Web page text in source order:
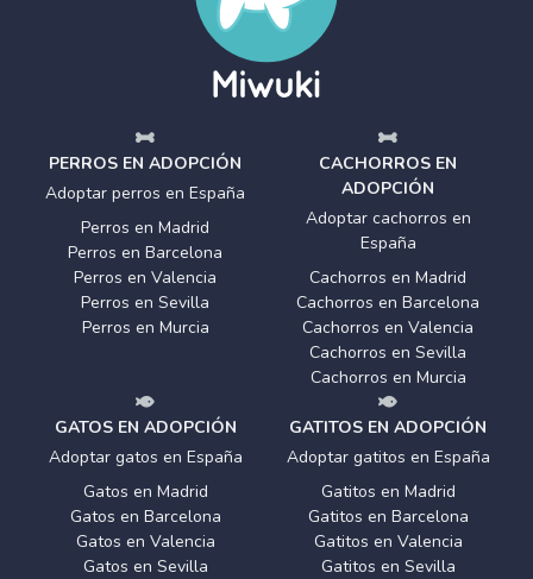
PERROS EN ADOPCIÓN
Adoptar perros en España
Perros en Madrid
Perros en Barcelona
Perros en Valencia
Perros en Sevilla
Perros en Murcia
CACHORROS EN
ADOPCIÓN
Adoptar cachorros en
España
Cachorros en Madrid
Cachorros en Barcelona
Cachorros en Valencia
Cachorros en Sevilla
Cachorros en Murcia
GATOS EN ADOPCIÓN
Adoptar gatos en España
Gatos en Madrid
Gatos en Barcelona
Gatos en Valencia
Gatos en Sevilla
GATITOS EN ADOPCIÓN
Adoptar gatitos en España
Gatitos en Madrid
Gatitos en Barcelona
Gatitos en Valencia
Gatitos en Sevilla